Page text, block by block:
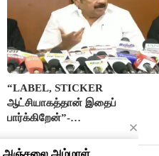
“LABEL, STICKER
ஆட்சியாகத்தான் இதைப்
பார்க்கிறேன்”-